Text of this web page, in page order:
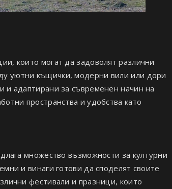
които могат да задоволят различни
уютни къщички, модерни вили или дори
и адаптирани за съвременен начин на
пространства и удобства като
множество възможности за културни
и винаги готови да споделят своите
фестивали и празници, които